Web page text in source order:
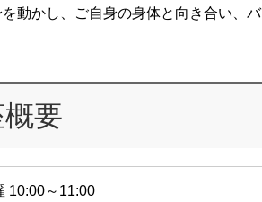
動かし、ご自身の身体と向き合い、バ
要
10:00～11:00